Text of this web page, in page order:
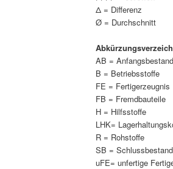
Δ = Differenz
Ø = Durchschnitt
AB = Anfangsbestand
B = Betriebsstoffe
FE = Fertigerzeugnis
FB = Fremdbauteile
H = Hilfsstoffe
LHK=
R = Rohstoffe
SB = Schlussbestand
uFE= unfertige